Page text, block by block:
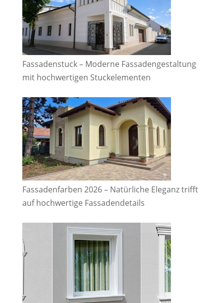
Fassadenstuck – Moderne Fassadengestaltung
mit hochwertigen Stuckelementen
Fassadenfarben 2026 – Natürliche Eleganz trifft
auf hochwertige Fassadendetails